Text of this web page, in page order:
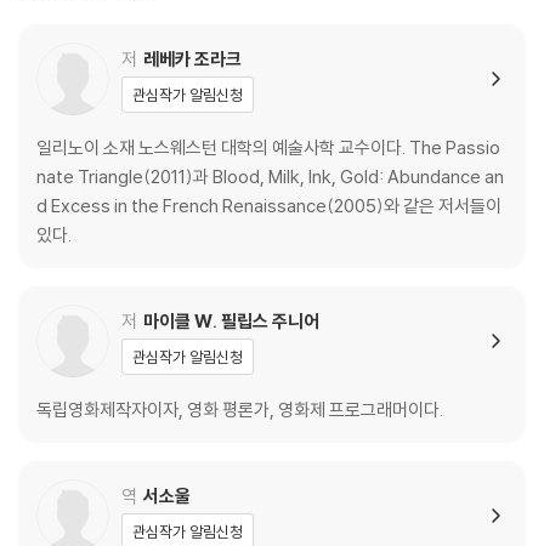
☀트랙터 운전사가 신발 상자에 담아온 것이 인류 최초의 황금 문명이었
☀황금 남근 덮개를 달고 묻힌 남자, 6,000년 전 무덤이 밝힌 충격적 진실
☀스페인 정복자들은 왜 아메리카의 황금 문명을 모조리 녹여 금덩이로
만들었나
☀두 왕이 황금 들판의 천막 아래서 만난 날, 유럽 역사가 바뀌었다
☀“오직 군주만 황금을 걸칠 수 있다”, 신분 질서를 수호하려 한 사치 금지
GOLD 3_ 황금 송아지를 부순 자들이 황금 성전을 지었다 - 금과 신앙의
6,000년 역설
☀황금 의자에 앉겠다는 영국 총독의 오만이 전쟁의 도화선이 되었다고?
☀죽은 자의 혀 위에 금화를 올린 그리스인, 황금 송아지를 만든 이스라엘
저 레베카 조라크
관심작가 알림신청
일리노이 소재 노스웨스턴 대학의 예술사학 교수이다. The Passio
nate Triangle(2011)과 Blood, Milk, Ink, Gold: Abundance an
d Excess in the French Renaissance(2005)와 같은 저서들이
있다.
저 마이클 W. 필립스 주니어
관심작가 알림신청
독립영화제작자이자, 영화 평론가, 영화제 프로그래머이다.
역 서소울
관심작가 알림신청